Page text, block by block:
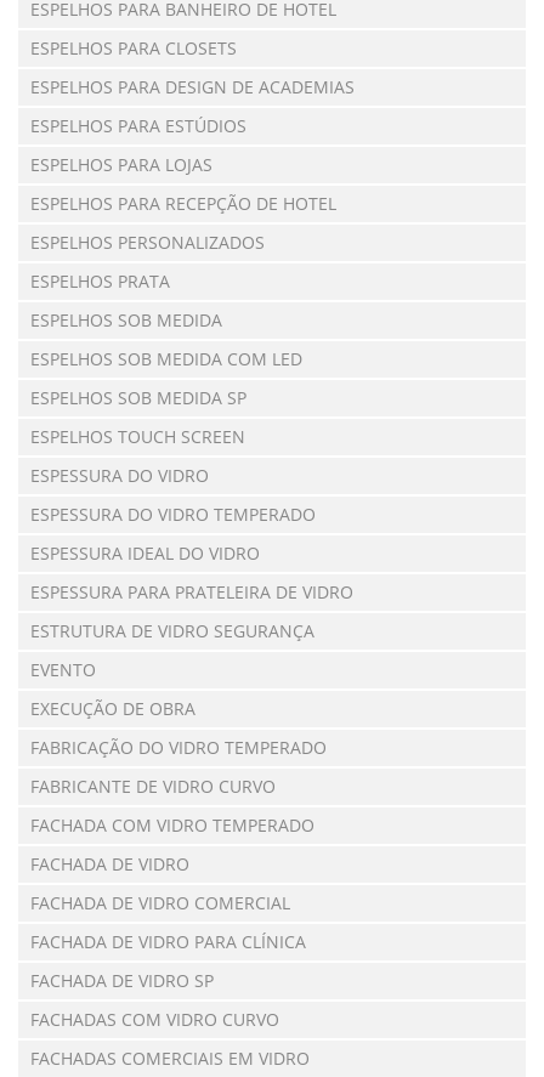
ESPELHOS PARA BANHEIRO DE HOTEL
ESPELHOS PARA CLOSETS
ESPELHOS PARA DESIGN DE ACADEMIAS
ESPELHOS PARA ESTÚDIOS
ESPELHOS PARA LOJAS
ESPELHOS PARA RECEPÇÃO DE HOTEL
ESPELHOS PERSONALIZADOS
ESPELHOS PRATA
ESPELHOS SOB MEDIDA
ESPELHOS SOB MEDIDA COM LED
ESPELHOS SOB MEDIDA SP
ESPELHOS TOUCH SCREEN
ESPESSURA DO VIDRO
ESPESSURA DO VIDRO TEMPERADO
ESPESSURA IDEAL DO VIDRO
ESPESSURA PARA PRATELEIRA DE VIDRO
ESTRUTURA DE VIDRO SEGURANÇA
EVENTO
EXECUÇÃO DE OBRA
FABRICAÇÃO DO VIDRO TEMPERADO
FABRICANTE DE VIDRO CURVO
FACHADA COM VIDRO TEMPERADO
FACHADA DE VIDRO
FACHADA DE VIDRO COMERCIAL
FACHADA DE VIDRO PARA CLÍNICA
FACHADA DE VIDRO SP
FACHADAS COM VIDRO CURVO
FACHADAS COMERCIAIS EM VIDRO